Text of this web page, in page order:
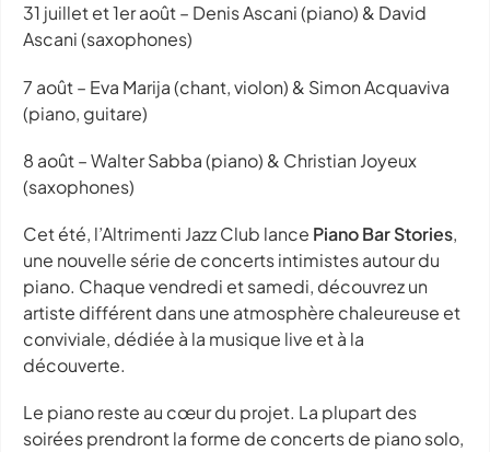
31 juillet et 1er août – Denis Ascani (piano) & David
Ascani (saxophones)
7 août – Eva Marija (chant, violon) & Simon Acquaviva
(piano, guitare)
8 août – Walter Sabba (piano) & Christian Joyeux
(saxophones)
Cet été, l’Altrimenti Jazz Club lance Piano Bar Stories,
une nouvelle série de concerts intimistes autour du
piano. Chaque vendredi et samedi, découvrez un
artiste différent dans une atmosphère chaleureuse et
conviviale, dédiée à la musique live et à la
découverte.
Le piano reste au cœur du projet. La plupart des
soirées prendront la forme de concerts de piano solo,